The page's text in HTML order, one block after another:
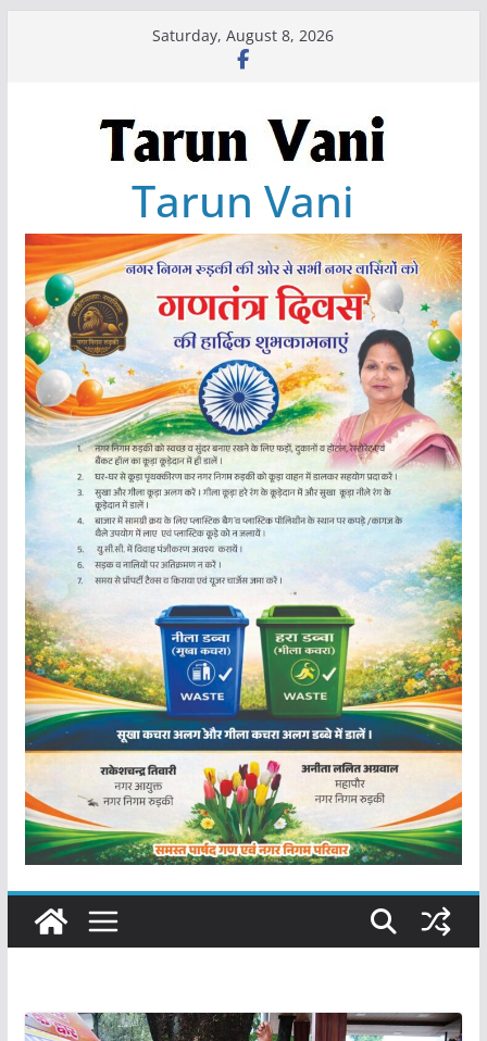
Saturday, August 8, 2026
Tarun Vani